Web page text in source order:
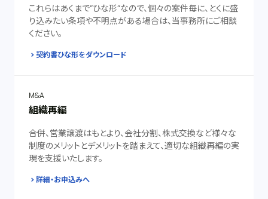
これらはあくまで”ひな形”なので、個々の案件毎に、とくに盛
り込みたい条項や不明点がある場合は、当事務所にご相談
ください。
契約書ひな形をダウンロード
M&A
組織再編
合併、営業譲渡はもとより、会社分割、株式交換など様々な
制度のメリットとデメリットを踏まえて、適切な組織再編の実
現を支援いたします。
詳細・お申込みへ